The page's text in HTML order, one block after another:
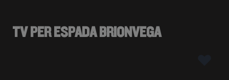
TV PER ESPADA BRIONVEGA